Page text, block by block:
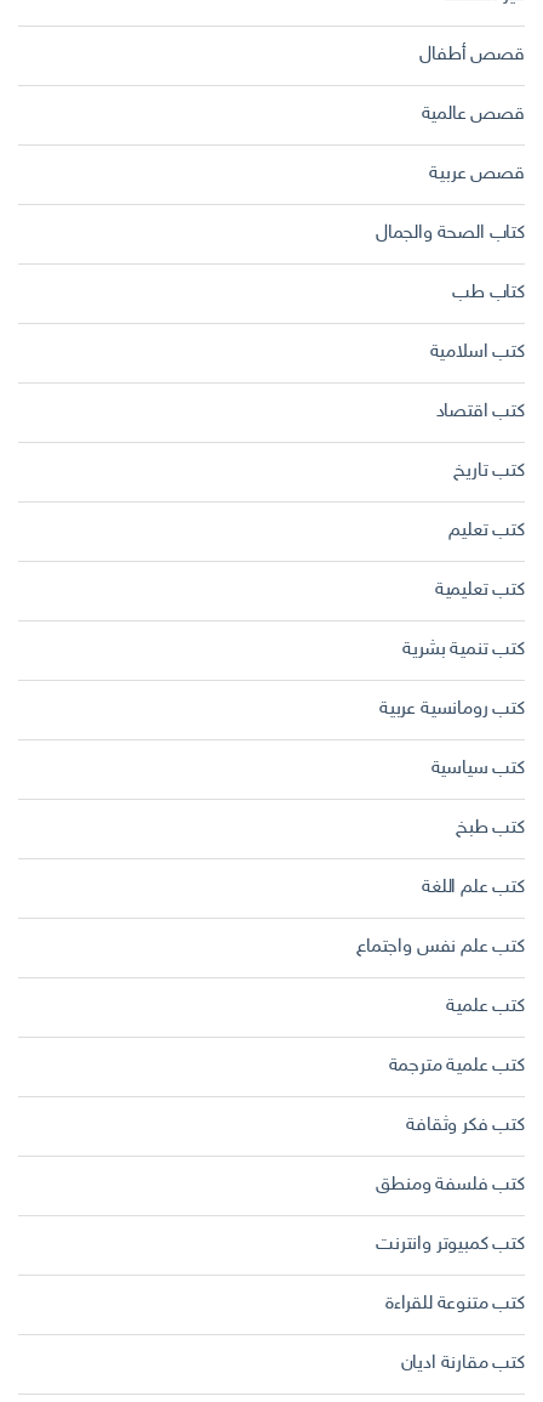
قصص أطفال
قصص عالمية
قصص عربية
كتاب الصحة والجمال
كتاب طب
كتب اسلامية
كتب اقتصاد
كتب تاريخ
كتب تعليم
كتب تعليمية
كتب تنمية بشرية
كتب رومانسية عربية
كتب سياسية
كتب طبخ
كتب علم اللغة
كتب علم نفس واجتماع
كتب علمية
كتب علمية مترجمة
كتب فكر وثقافة
كتب فلسفة ومنطق
كتب كمبيوتر وانترنت
كتب متنوعة للقراءة
كتب مقارنة اديان